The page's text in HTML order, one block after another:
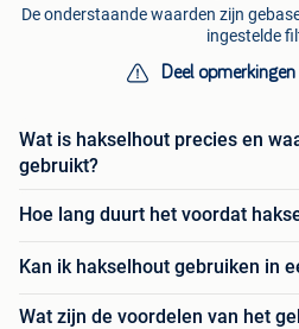
De onderstaande waarden zijn
ingestelde
Deel
Wat is hakselhout precies en
gebruikt?
Hoe lang duurt het voordat
Kan ik hakselhout gebruiken in
Wat zijn de voordelen van het